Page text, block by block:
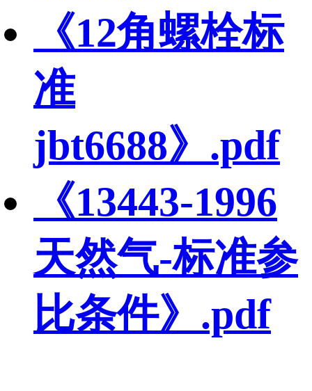
《12角螺栓标
准
jbt6688》.pdf
《13443-1996
天然气-标准参
比条件》.pdf